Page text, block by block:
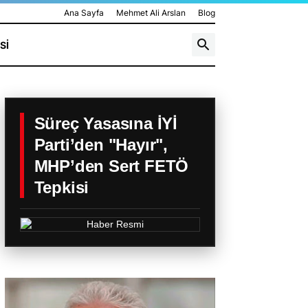
Ana Sayfa Mehmet Ali Arslan Blog
Süreç Yasasına İYİ
Parti’den "Hayır",
MHP’den Sert FETÖ
Tepkisi